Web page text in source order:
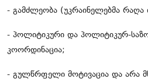
- გამძლეობა (უკრაინელებმა რაღა
- პოლიტიკური და პოლიტიკურ-
კოორდინაცია;
- გულწრფელი მოტივაცია და არა